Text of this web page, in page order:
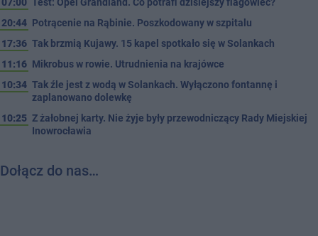
20:44 Potrącenie na Rąbinie. Poszkodowany w szpitalu
17:36 Tak brzmią Kujawy. 15 kapel spotkało się w Solankach
11:16 Mikrobus w rowie. Utrudnienia na krajówce
10:34 Tak źle jest z wodą w Solankach. Wyłączono fontannę i
zaplanowano dolewkę
10:25 Z żałobnej karty. Nie żyje były przewodniczący Rady Miejskiej
Inowrocławia
Dołącz do nas…